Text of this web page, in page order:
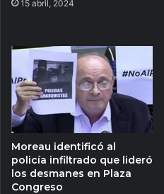
15 abril, 2024
Moreau identificó al
policía infiltrado que lideró
los desmanes en Plaza
Congreso